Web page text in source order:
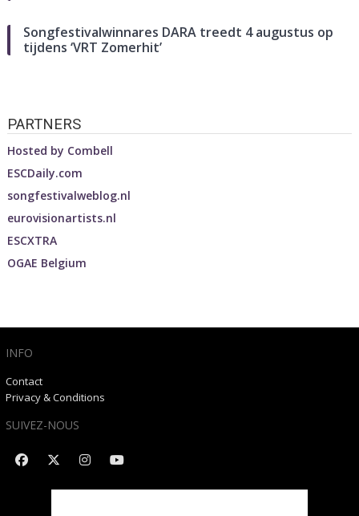
Songfestivalwinnares DARA treedt 4 augustus op
tijdens ‘VRT Zomerhit’
PARTNERS
Hosted by Combell
ESCDaily.com
songfestivalweblog.nl
eurovisionartists.nl
ESCXTRA
OGAE Belgium
INFO
Contact
Privacy & Conditions
SUIVEZ-NOUS